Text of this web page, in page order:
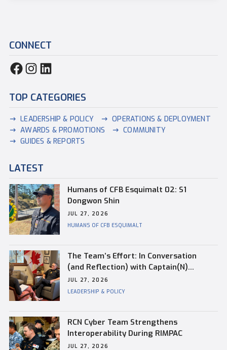
CONNECT
TOP CATEGORIES
LEADERSHIP & POLICY
OPERATIONS & DEPLOYMENT
AWARDS & PROMOTIONS
COMMUNITY
GUIDES & REPORTS
LATEST
Humans of CFB Esquimalt 02: S1
Dongwon Shin
JUL 27, 2026
HUMANS OF CFB ESQUIMALT
The Team’s Effort: In Conversation
(and Reflection) with Captain(N)
Kevin Whiteside, Outgoing Base
Commander of CFB Esquimalt
JUL 27, 2026
LEADERSHIP & POLICY
RCN Cyber Team Strengthens
Interoperability During RIMPAC
JUL 27, 2026